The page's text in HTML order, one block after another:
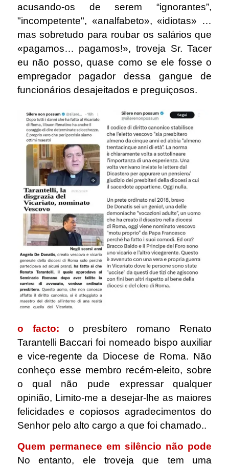
acusando-os de serem “ignorantes”,
"incompetente", «analfabeto», «idiotas» …
mas sobretudo para roubar os salários que
«pagamos… pagamos!», troveja Sr. Tacer
eu não posso, quase como se ele fosse o
empregador pagador dessa gangue de
funcionários desajeitados e preguiçosos.
o facto: o presbítero romano Renato
Tarantelli Baccari foi nomeado bispo auxiliar
e vice-regente da Diocese de Roma. Não
conheço esse membro recém-eleito, sobre
o qual não pude expressar qualquer
opinião, Limito-me a desejar-lhe as maiores
felicidades e copiosos agradecimentos do
Senhor pelo alto cargo a que foi chamado..
Quem permanece em silêncio não pode
No entanto, ele troveja que tem uma